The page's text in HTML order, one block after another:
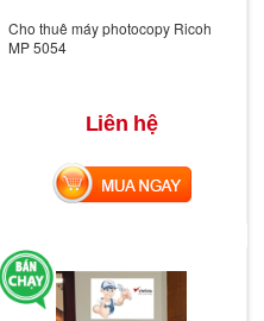
Cho thuê máy photocopy Ricoh
MP 5054
Liên hệ
MUA NGAY